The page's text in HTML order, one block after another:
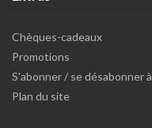
Chèques-cadeaux
Promotions
S'abonner / se désabonner
Plan du site